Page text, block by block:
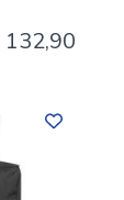
132,90